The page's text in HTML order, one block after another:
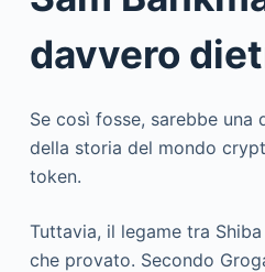
davvero
Se così fosse, sarebbe
della storia del mondo
token.
Tuttavia, il legame tra Shiba
che provato. Secondo